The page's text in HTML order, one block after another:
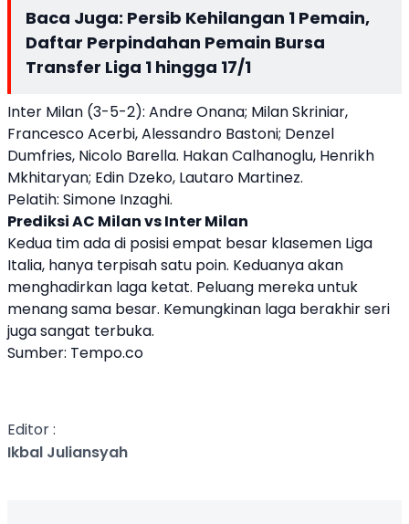
Baca Juga: Persib Kehilangan 1 Pemain,
Daftar Perpindahan Pemain Bursa
Transfer Liga 1 hingga 17/1
Inter Milan (3-5-2): Andre Onana; Milan Skriniar,
Francesco Acerbi, Alessandro Bastoni; Denzel
Dumfries, Nicolo Barella. Hakan Calhanoglu, Henrikh
Mkhitaryan; Edin Dzeko, Lautaro Martinez.
Pelatih: Simone Inzaghi.
Prediksi AC Milan vs Inter Milan
Kedua tim ada di posisi empat besar klasemen Liga
Italia, hanya terpisah satu poin. Keduanya akan
menghadirkan laga ketat. Peluang mereka untuk
menang sama besar. Kemungkinan laga berakhir seri
juga sangat terbuka.
Sumber: Tempo.co
Editor :
Ikbal Juliansyah